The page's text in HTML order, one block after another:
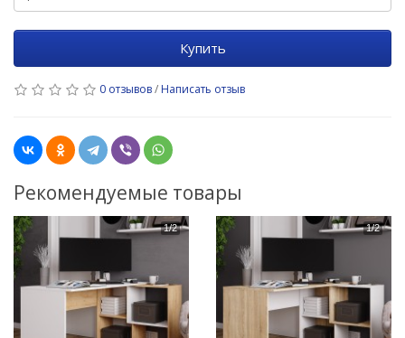
Купить
0 отзывов/ Написать отзыв
Рекомендуемые товары